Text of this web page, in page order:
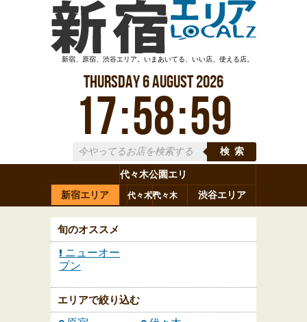
新宿、原宿、渋谷エリア。いまあいてる、いい店、使える店。
Thursday6August2026
17:58:59
検索
新宿エリア
代々木公園エリ
ア
渋谷エリア
原宿 代々木参宮橋
代々木
八幡
代々木
上原 神山町 渋谷 新宿
旬のオススメ
ニューオー
プン
エリアで絞り込む